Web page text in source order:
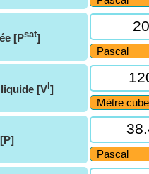
[Psat]
[Vl ]